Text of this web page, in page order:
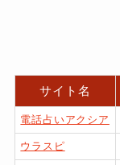
サイト名
電話占いアクシア
ウラスピ